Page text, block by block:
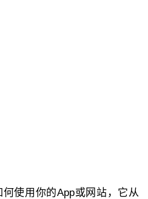
使用你的App或网站，它从